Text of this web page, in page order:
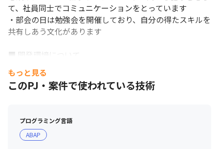
て、社員同士でコミュニケーションをとっています
・部会の日は勉強会を開催しており、自分の得たスキルを
共有しあう文化があります
■ 開発環境について
・参画先によって異なりますが、社内のサンドボックス環
境が使用できるようになっているので、設定の実験もでき
ます
もっと見る
このPJ・案件で使われている技術
プログラミング言語
ABAP